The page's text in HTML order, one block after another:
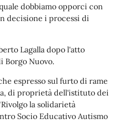
dobbiamo opporci con
decisione i processi di
Lagalla dopo l'atto
Borgo Nuovo.
espresso sul furto di rame
di proprietà dell'istituto dei
la solidarietà
Socio Educativo Autismo